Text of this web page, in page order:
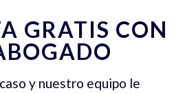
GRATIS CON
y nuestro equipo le